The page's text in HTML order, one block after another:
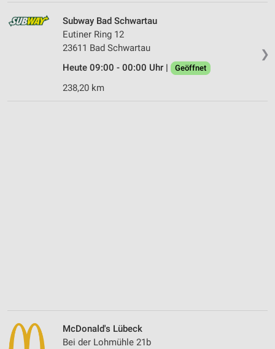
❯
Subway Bad Schwartau
Eutiner Ring 12
23611 Bad Schwartau
Heute 09:00 - 00:00 Uhr |
Geöffnet
238,20 km
McDonald's Lübeck
Bei der Lohmühle 21b